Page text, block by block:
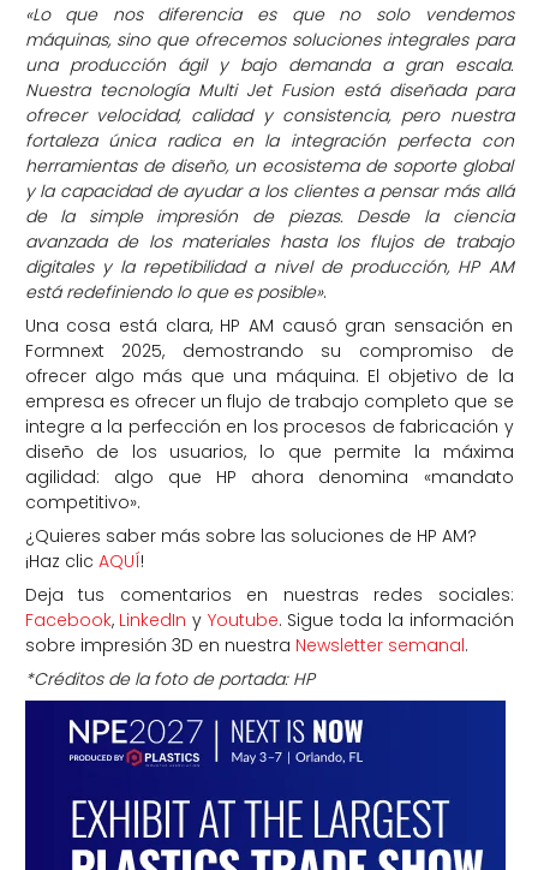
«Lo que nos diferencia es que no solo vendemos
máquinas, sino que ofrecemos soluciones integrales para
una producción ágil y bajo demanda a gran escala.
Nuestra tecnología Multi Jet Fusion está diseñada para
ofrecer velocidad, calidad y consistencia, pero nuestra
fortaleza única radica en la integración perfecta con
herramientas de diseño, un ecosistema de soporte global
y la capacidad de ayudar a los clientes a pensar más allá
de la simple impresión de piezas. Desde la ciencia
avanzada de los materiales hasta los flujos de trabajo
digitales y la repetibilidad a nivel de producción, HP AM
está redefiniendo lo que es posible».
Una cosa está clara, HP AM causó gran sensación en
Formnext 2025, demostrando su compromiso de
ofrecer algo más que una máquina. El objetivo de la
empresa es ofrecer un flujo de trabajo completo que se
integre a la perfección en los procesos de fabricación y
diseño de los usuarios, lo que permite la máxima
agilidad: algo que HP ahora denomina «mandato
competitivo».
¿Quieres saber más sobre las soluciones de HP AM?
¡Haz clic AQUÍ!
Deja tus comentarios en nuestras redes sociales:
Facebook, LinkedIn y Youtube. Sigue toda la información
sobre impresión 3D en nuestra Newsletter semanal.
*Créditos de la foto de portada: HP